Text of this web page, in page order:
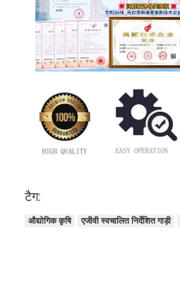
टैग:
औद्योगिक कृषि एजीवी स्वचालित निर्देशित गाड़ी